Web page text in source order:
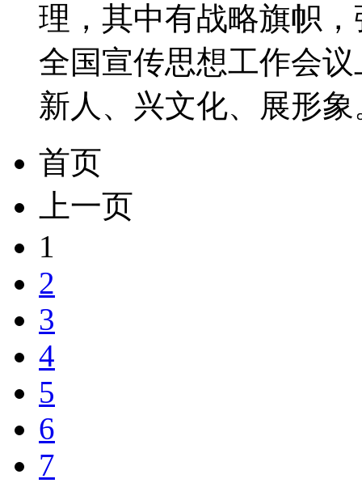
理，其中有战略旗帜
全国宣传思想工作会
新人、兴文化、展形象
首页
上一页
1
2
3
4
5
6
7